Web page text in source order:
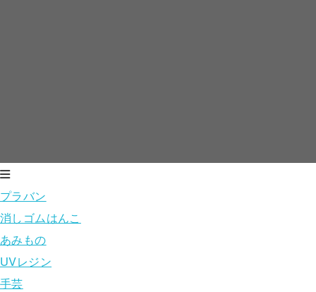
プラバン
消しゴムはんこ
あみもの
UVレジン
手芸